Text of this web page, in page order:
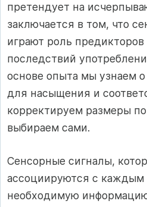
претендует на
заключается в том, что
играют роль
последствий
основе опыта мы узнаем
для насыщения и
корректируем размеры
выбираем сами.
Сенсорные сигналы,
ассоциируются с каждым
необходимую